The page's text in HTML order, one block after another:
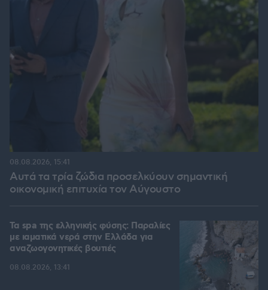
Αυτά τα τρία ζώδια προσελκύουν σημαντική
οικονομική επιτυχία τον Αύγουστο
08.08.2026, 15:41
Τα spa της ελληνικής φύσης: Παραλίες
με ιαματικά νερά στην Ελλάδα για
αναζωογονητικές βουτιές
08.08.2026, 13:41